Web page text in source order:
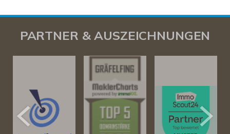
PARTNER & AUSZEICHNUNGEN